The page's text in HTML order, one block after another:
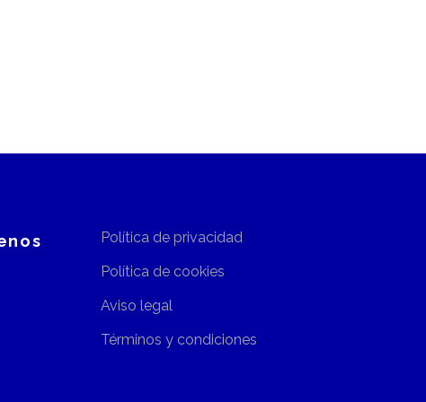
Política de privacidad
Política de cookies
Aviso legal
Términos y condiciones